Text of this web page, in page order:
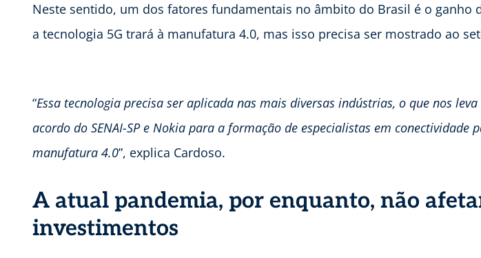
Neste sentido, um dos fatores fundamentais no âmbito do Brasil é o ganho
a tecnologia 5G trará à manufatura 4.0, mas isso precisa ser mostrado ao
“Essa tecnologia precisa ser aplicada nas mais diversas indústrias, o que nos
acordo do SENAI-SP e Nokia para a formação de especialistas em conectividade
manufatura 4.0”, explica Cardoso.
A atual pandemia, por enquanto, não
investimentos